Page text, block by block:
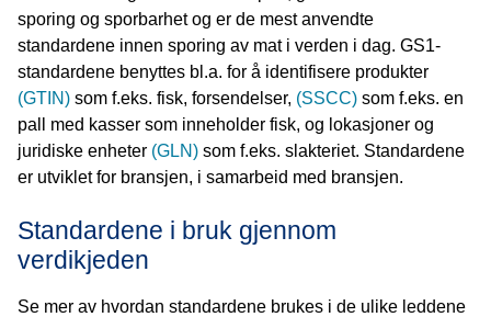
sporing og sporbarhet og er de mest anvendte
standardene innen sporing av mat i verden i dag. GS1-
standardene benyttes bl.a. for å identifisere produkter
(GTIN) som f.eks. fisk, forsendelser, (SSCC) som f.eks. en
pall med kasser som inneholder fisk, og lokasjoner og
juridiske enheter (GLN) som f.eks. slakteriet. Standardene
er utviklet for bransjen, i samarbeid med bransjen.
Standardene i bruk gjennom
verdikjeden
Se mer av hvordan standardene brukes i de ulike leddene